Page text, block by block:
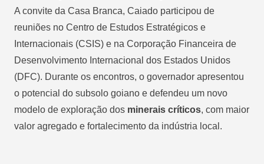
A convite da Casa Branca, Caiado participou de
reuniões no Centro de Estudos Estratégicos e
Internacionais (CSIS) e na Corporação Financeira de
Desenvolvimento Internacional dos Estados Unidos
(DFC). Durante os encontros, o governador apresentou
o potencial do subsolo goiano e defendeu um novo
modelo de exploração dos minerais críticos, com maior
valor agregado e fortalecimento da indústria local.